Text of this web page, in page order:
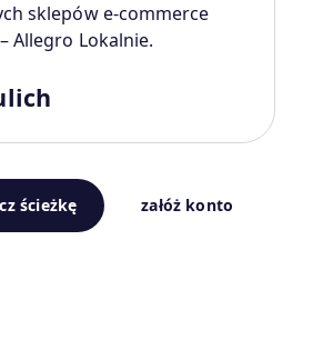
sklepów e-commerce
Allegro Lokalnie.
ścieżkę załóż konto